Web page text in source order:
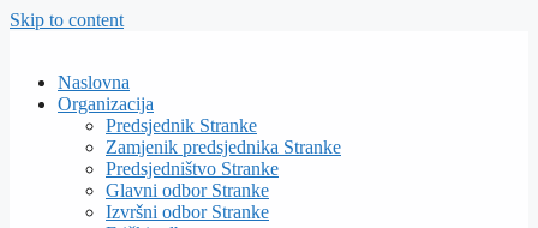
Skip to content
Naslovna
Organizacija
Predsjednik Stranke
Zamjenik predsjednika Stranke
Predsjedništvo Stranke
Glavni odbor Stranke
Izvršni odbor Stranke